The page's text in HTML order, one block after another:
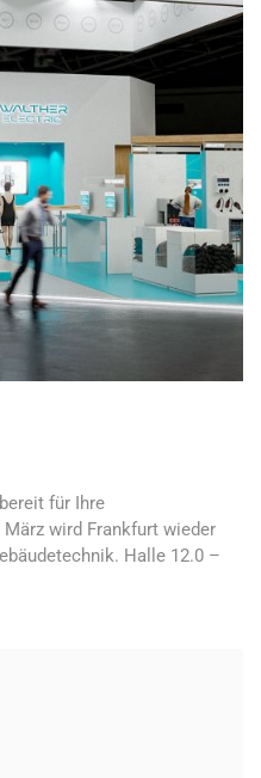
für Ihre
wird Frankfurt wieder
Halle 12.0 –